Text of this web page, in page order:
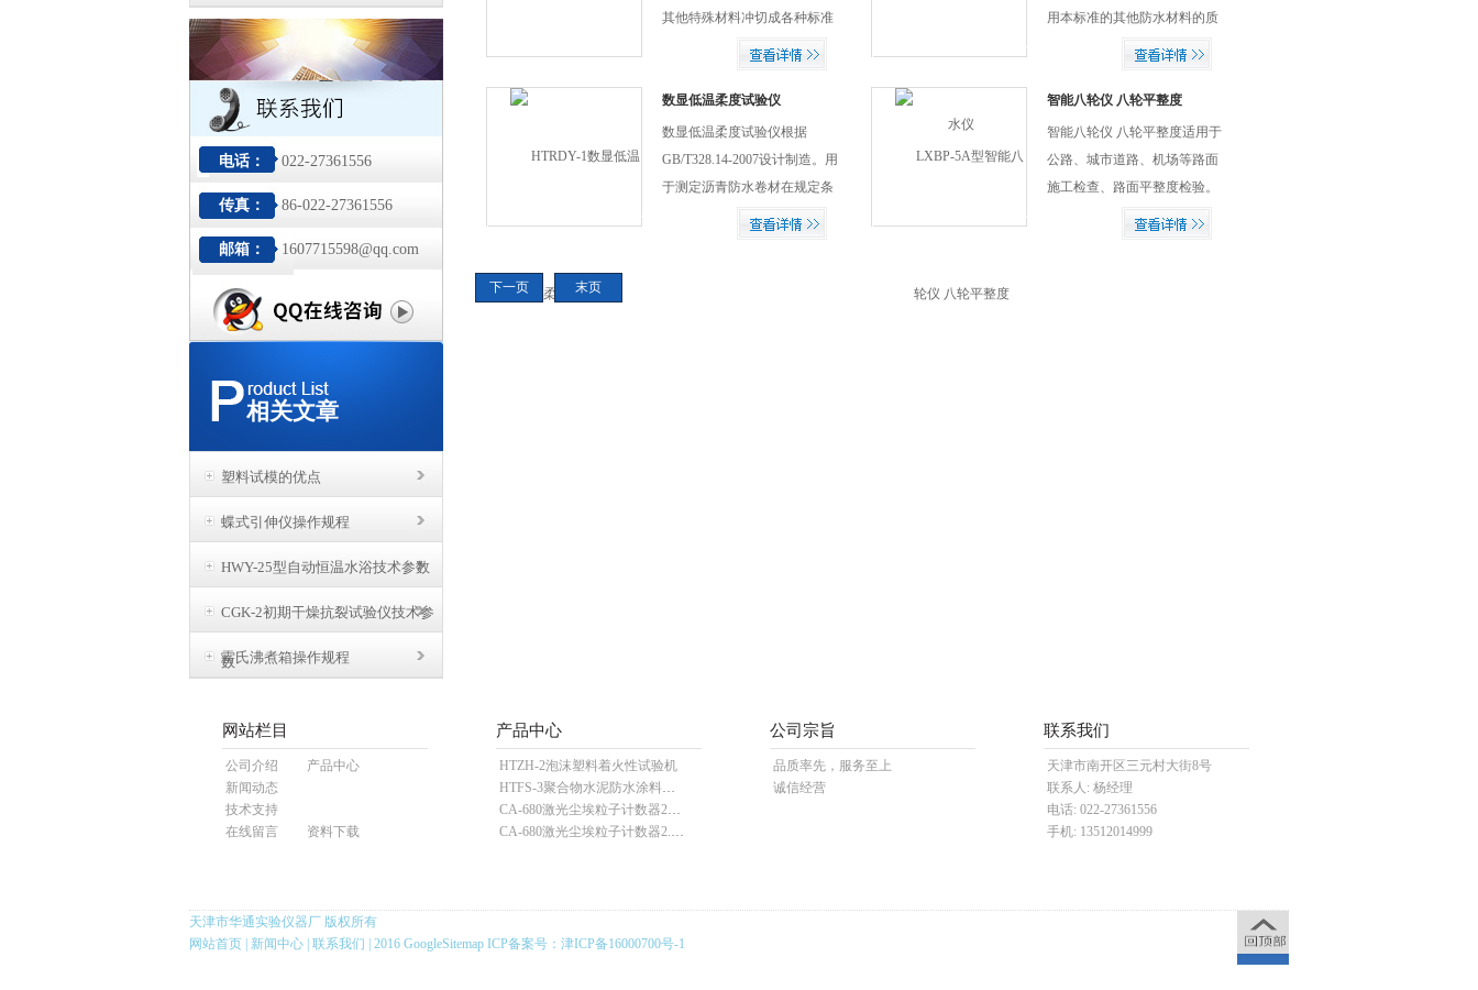
电话： 022-27361556
传真： 86-022-27361556
邮箱： 1607715598@qq.com
相关文章
塑料试模的优点
蝶式引伸仪操作规程
HWY-25型自动恒温水浴技术参数
CGK-2初期干燥抗裂试验仪技术参
数
雷氏沸煮箱操作规程
我们能承诺质量，无惧时间考
其他特殊材料冲切成各种标准
规定的试片，供试验时用。亦
数： 1、行程：大于25mm 2、
工作台规格：320mm×228mm
3、裁刀规格：按用户或标准
要求（选配） 4、外型尺寸：
用本标准的其他防水材料的质
量验收和仲裁试验。999分钟
动报警，并且整机自动报警。
数显低温柔度试验仪
数显低温柔度试验仪根据
GB/T328.14-2007设计制造。用
于测定沥青防水卷材在规定条
件下绕规定的棒弯曲无裂缝的
智能八轮仪 八轮平整度
智能八轮仪 八轮平整度适用于
公路、城市道路、机场等路面
施工检查、路面平整度检验。
具有采集记录、分析、打印等
下一页
末页
网站栏目
公司介绍
产品中心
新闻动态
技术支持
在线留言
资料下载
产品中心
HTZH-2泡沫塑料着火性试验机
HTFS-3聚合物水泥防水涂料分散机
CA-680激光尘埃粒子计数器28.3L
CA-680激光尘埃粒子计数器2.83L
公司宗旨
品质率先，服务至上
诚信经营
联系我们
天津市南开区三元村大街8号
联系人: 杨经理
电话: 022-27361556
手机: 13512014999
天津市华通实验仪器厂 版权所有
网站首页
新闻中心 联系我们 | 2016 GoogleSitemap ICP备案号： 津ICP备16000700号-1